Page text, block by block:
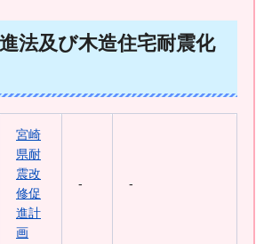
法及び木造住宅耐震化
宮崎
県耐
震改
修促
進計
画
- -